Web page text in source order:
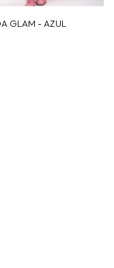
GLAM - AZUL